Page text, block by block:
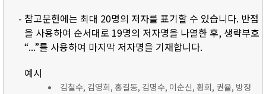
- 참고문헌에는 최대 20명의 저자를 표기할 수 있습니다. 반점
을 사용하여 순서대로 19명의 저자명을 나열한 후, 생략부호
“...”를 사용하여 마지막 저자명을 기재합니다.
예시
김철수, 김영희, 홍길동, 김명수, 이순신, 황희, 권율, 방정